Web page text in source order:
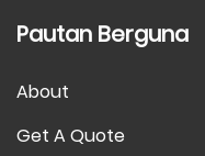
Pautan Berguna
About
Get A Quote